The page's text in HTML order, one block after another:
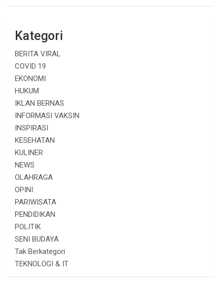
Kategori
BERITA VIRAL
COVID 19
EKONOMI
HUKUM
IKLAN BERNAS
INFORMASI VAKSIN
INSPIRASI
KESEHATAN
KULINER
NEWS
OLAHRAGA
OPINI
PARIWISATA
PENDIDIKAN
POLITIK
SENI BUDAYA
Tak Berkategori
TEKNOLOGI & IT